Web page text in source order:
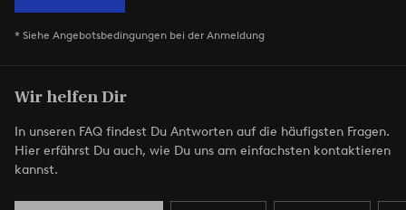
* Siehe Angebotsbedingungen bei der Anmeldung
Wir helfen Dir
In unseren FAQ findest Du Antworten auf die häufigsten Fragen.
Hier erfährst Du auch, wie Du uns am einfachsten kontaktieren
kannst.